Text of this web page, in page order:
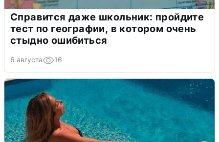
Справится даже школьник: пройдите
тест по географии, в котором очень
стыдно ошибиться
6 августа 16